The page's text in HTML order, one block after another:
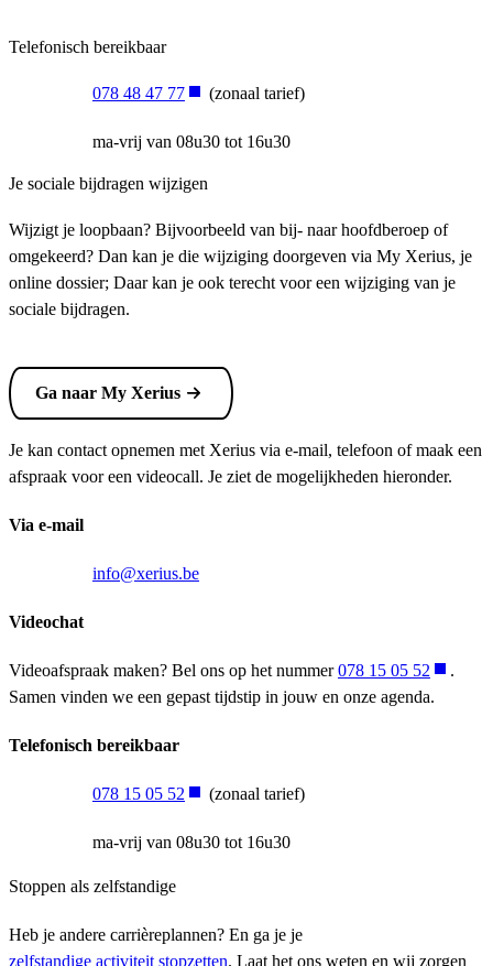
Telefonisch bereikbaar
078 48 47 77 (zonaal tarief)
ma-vrij van 08u30 tot 16u30
Je sociale bijdragen wijzigen
Wijzigt je loopbaan? Bijvoorbeeld van bij- naar hoofdberoep of
omgekeerd? Dan kan je die wijziging doorgeven via My Xerius, je
online dossier; Daar kan je ook terecht voor een wijziging van je
sociale bijdragen.
Ga naar My Xerius
Je kan contact opnemen met Xerius via e-mail, telefoon of maak een
afspraak voor een videocall. Je ziet de mogelijkheden hieronder.
Via e-mail
info@xerius.be
Videochat
Videoafspraak maken? Bel ons op het nummer078 15 05 52
.
Samen vinden we een gepast tijdstip in jouw en onze agenda.
Telefonisch bereikbaar
078 15 05 52 (zonaal tarief)
ma-vrij van 08u30 tot 16u30
Stoppen als zelfstandige
Heb je andere carrièreplannen? En ga je je
zelfstandige activiteit stopzetten. Laat het ons weten en wij zorgen